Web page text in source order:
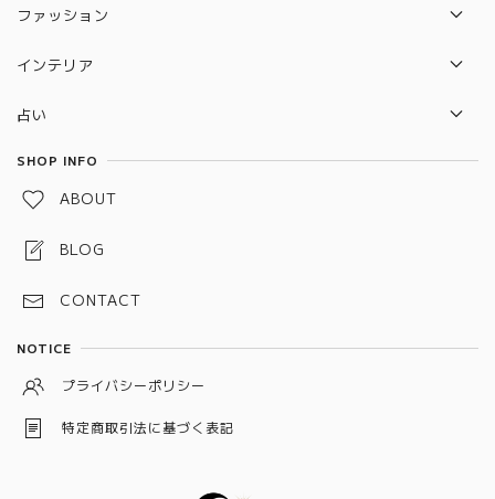
ルドラクシャ
守り本尊 水晶守り絵
予祝お守り
龍神守り
ワックスサシェ
狐守り
セット販売セール
ファッション
バック
インテリア
占い
タロットカード
SHOP INFO
ABOUT
BLOG
CONTACT
NOTICE
プライバシーポリシー
特定商取引法に基づく表記